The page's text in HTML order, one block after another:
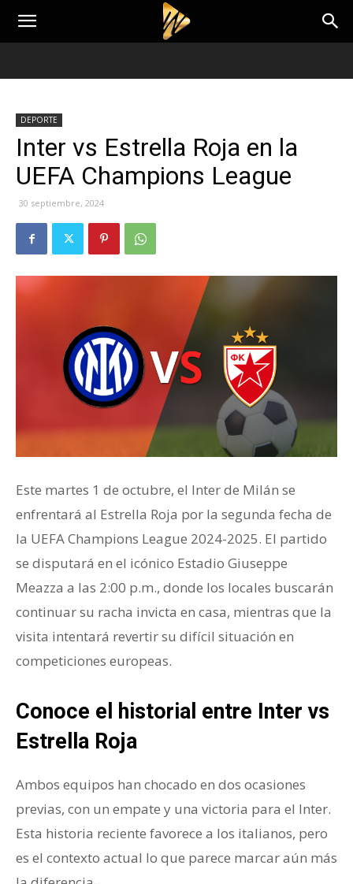
DEPORTE
Inter vs Estrella Roja en la
UEFA Champions League
30 septiembre, 2024
Este martes 1 de octubre, el Inter de Milán se
enfrentará al Estrella Roja por la segunda fecha de
la UEFA Champions League 2024-2025. El partido
se disputará en el icónico Estadio Giuseppe
Meazza a las 2:00 p.m., donde los locales buscarán
continuar su racha invicta en casa, mientras que la
visita intentará revertir su difícil situación en
competiciones europeas.
Conoce el historial entre Inter vs
Estrella Roja
Ambos equipos han chocado en dos ocasiones
previas, con un empate y una victoria para el Inter.
Esta historia reciente favorece a los italianos, pero
es el contexto actual lo que parece marcar aún más